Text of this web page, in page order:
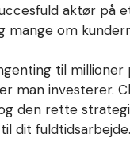
aktør på
mange om
til
man investerer.
den rette
dit fuldtidsarbejde.